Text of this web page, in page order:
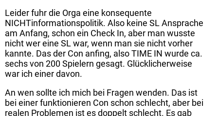
Leider fuhr die Orga eine konsequente
NICHTinformationspolitik. Also keine SL Ansprache
am Anfang, schon ein Check In, aber man wusste
nicht wer eine SL war, wenn man sie nicht vorher
kannte. Das der Con anfing, also TIME IN wurde ca.
sechs von 200 Spielern gesagt. Glücklicherweise
war ich einer davon.
An wen sollte ich mich bei Fragen wenden. Das ist
bei einer funktionieren Con schon schlecht, aber bei
realen Problemen ist es doppelt schlecht. Es gab